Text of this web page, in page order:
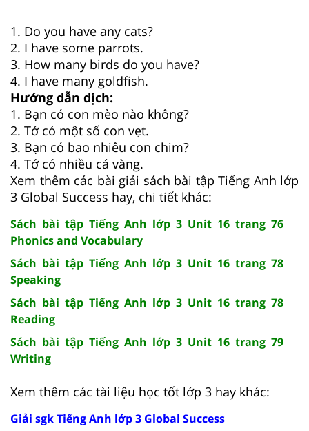
1. Do you have any cats?
2. I have some parrots.
3. How many birds do you have?
4. I have many goldfish.
Hướng dẫn dịch:
1. Bạn có con mèo nào không?
2. Tớ có một số con vẹt.
3. Bạn có bao nhiêu con chim?
4. Tớ có nhiều cá vàng.
Xem thêm các bài giải sách bài tập Tiếng Anh lớp
3 Global Success hay, chi tiết khác:
Sách bài tập Tiếng Anh lớp 3 Unit 16 trang 76
Phonics and Vocabulary
Sách bài tập Tiếng Anh lớp 3 Unit 16 trang 78
Speaking
Sách bài tập Tiếng Anh lớp 3 Unit 16 trang 78
Reading
Sách bài tập Tiếng Anh lớp 3 Unit 16 trang 79
Writing
Xem thêm các tài liệu học tốt lớp 3 hay khác:
Giải sgk Tiếng Anh lớp 3 Global Success